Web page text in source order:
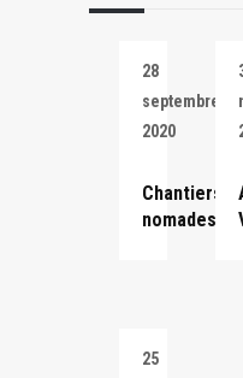
28
septembre
2020
Chantiers
nomades
25